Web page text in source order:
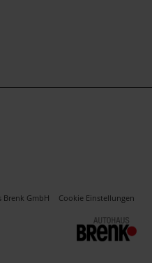
Brenk GmbH Cookie Einstellungen